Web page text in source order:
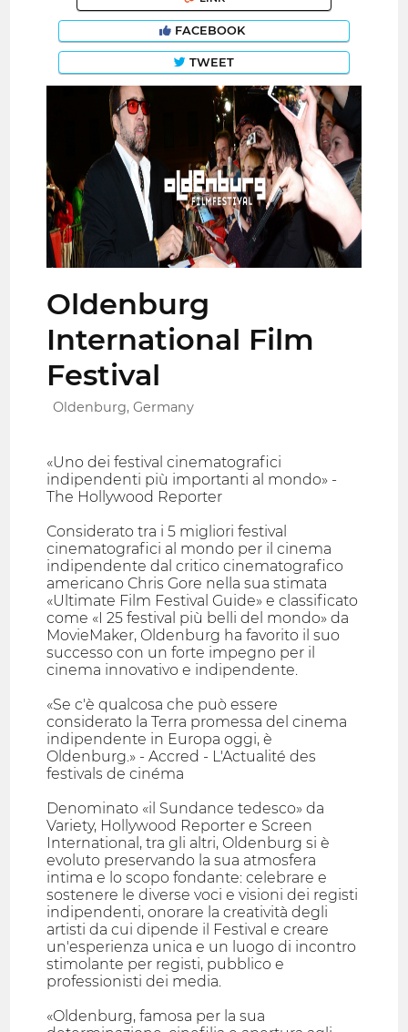
FACEBOOK
TWEET
Oldenburg
International Film
Festival
Oldenburg, Germany
«Uno dei festival cinematografici
indipendenti più importanti al mondo» -
The Hollywood Reporter
Considerato tra i 5 migliori festival
cinematografici al mondo per il cinema
indipendente dal critico cinematografico
americano Chris Gore nella sua stimata
«Ultimate Film Festival Guide» e classificato
come «I 25 festival più belli del mondo» da
MovieMaker, Oldenburg ha favorito il suo
successo con un forte impegno per il
cinema innovativo e indipendente.
«Se c'è qualcosa che può essere
considerato la Terra promessa del cinema
indipendente in Europa oggi, è
Oldenburg.» - Accred - L'Actualité des
festivals de cinéma
Denominato «il Sundance tedesco» da
Variety, Hollywood Reporter e Screen
International, tra gli altri, Oldenburg si è
evoluto preservando la sua atmosfera
intima e lo scopo fondante: celebrare e
sostenere le diverse voci e visioni dei registi
indipendenti, onorare la creatività degli
artisti da cui dipende il Festival e creare
un'esperienza unica e un luogo di incontro
stimolante per registi, pubblico e
professionisti dei media.
«Oldenburg, famosa per la sua